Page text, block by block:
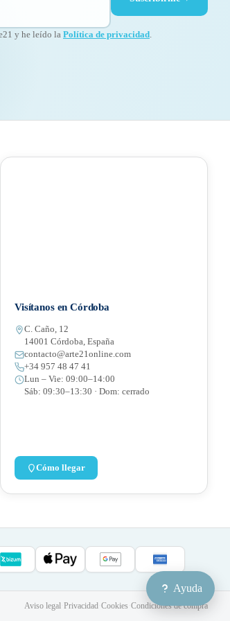
y he leído la Política de privacidad.
Visítanos en Córdoba
C. Caño, 12
14001 Córdoba, España
contacto@arte21online.com
+34 957 48 47 41
Lun – Vie: 09:00–14:00
Sáb: 09:30–13:30 · Dom: cerrado
Cómo llegar
Aviso legal Privacidad Cookies Condiciones de compra
Ayuda